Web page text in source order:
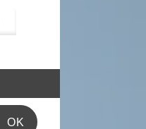
OK